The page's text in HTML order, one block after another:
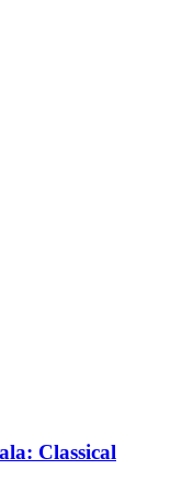
Classical